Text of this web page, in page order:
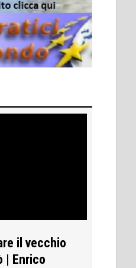
il vecchio
| Enrico